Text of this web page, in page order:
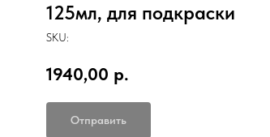
125мл, для подкраски
SKU:
1940,00 р.
Отправить